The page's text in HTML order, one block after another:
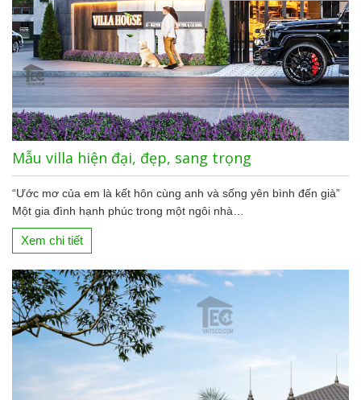
Mẫu villa hiện đại, đẹp, sang trọng
“Ước mơ của em là kết hôn cùng anh và sống yên bình đến già”
Một gia đình hạnh phúc trong một ngôi nhà…
Xem chi tiết